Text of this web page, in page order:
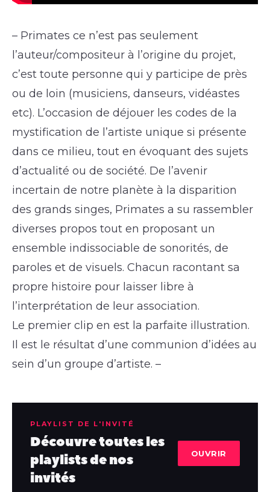
– Primates ce n’est pas seulement
l’auteur/compositeur à l’origine du projet,
c’est toute personne qui y participe de près
ou de loin (musiciens, danseurs, vidéastes
etc). L’occasion de déjouer les codes de la
mystification de l’artiste unique si présente
dans ce milieu, tout en évoquant des sujets
d’actualité ou de société. De l’avenir
incertain de notre planète à la disparition
des grands singes, Primates a su rassembler
diverses propos tout en proposant un
ensemble indissociable de sonorités, de
paroles et de visuels. Chacun racontant sa
propre histoire pour laisser libre à
l’interprétation de leur association.
Le premier clip en est la parfaite illustration.
Il est le résultat d’une communion d’idées au
sein d’un groupe d’artiste. –
PLAYLIST DE L'INVITÉ
Découvre toutes les
playlists de nos
invités
OUVRIR